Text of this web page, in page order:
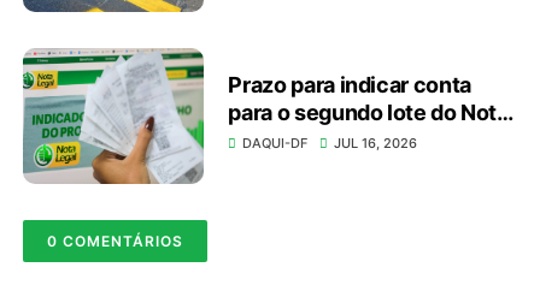
Prazo para indicar conta
para o segundo lote do Nota
Legal vai até dia 20
DAQUI-DF JUL 16, 2026
0 COMENTÁRIOS